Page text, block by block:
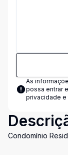
As
possa entrar
privacidade
Condomínio